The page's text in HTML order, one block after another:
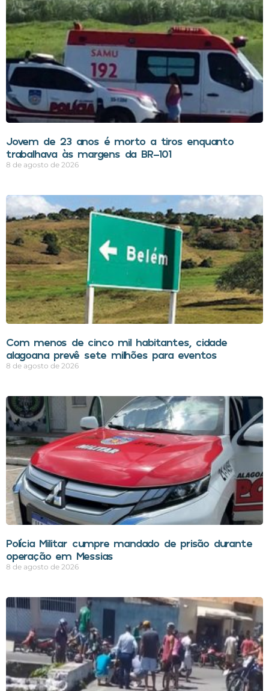
Jovem de 23 anos é morto a tiros enquanto
trabalhava às margens da BR-101
8 de agosto de 2026
Com menos de cinco mil habitantes, cidade
alagoana prevê sete milhões para eventos
8 de agosto de 2026
Polícia Militar cumpre mandado de prisão durante
operação em Messias
8 de agosto de 2026